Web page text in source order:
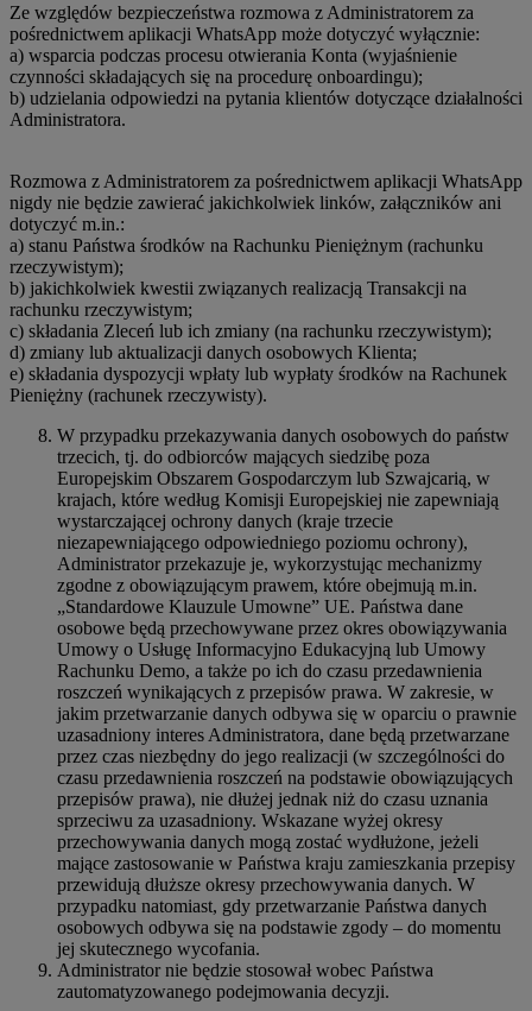
Ze względów bezpieczeństwa rozmowa z Administratorem za
pośrednictwem aplikacji WhatsApp może dotyczyć wyłącznie:
a) wsparcia podczas procesu otwierania Konta (wyjaśnienie
czynności składających się na procedurę onboardingu);
b) udzielania odpowiedzi na pytania klientów dotyczące działalności
Administratora.
Rozmowa z Administratorem za pośrednictwem aplikacji WhatsApp
nigdy nie będzie zawierać jakichkolwiek linków, załączników ani
dotyczyć m.in.:
a) stanu Państwa środków na Rachunku Pieniężnym (rachunku
rzeczywistym);
b) jakichkolwiek kwestii związanych realizacją Transakcji na
rachunku rzeczywistym;
c) składania Zleceń lub ich zmiany (na rachunku rzeczywistym);
d) zmiany lub aktualizacji danych osobowych Klienta;
e) składania dyspozycji wpłaty lub wypłaty środków na Rachunek
Pieniężny (rachunek rzeczywisty).
W przypadku przekazywania danych osobowych do państw
trzecich, tj. do odbiorców mających siedzibę poza
Europejskim Obszarem Gospodarczym lub Szwajcarią, w
krajach, które według Komisji Europejskiej nie zapewniają
wystarczającej ochrony danych (kraje trzecie
niezapewniającego odpowiedniego poziomu ochrony),
Administrator przekazuje je, wykorzystując mechanizmy
zgodne z obowiązującym prawem, które obejmują m.in.
„Standardowe Klauzule Umowne” UE. Państwa dane
osobowe będą przechowywane przez okres obowiązywania
Umowy o Usługę Informacyjno Edukacyjną lub Umowy
Rachunku Demo, a także po ich do czasu przedawnienia
roszczeń wynikających z przepisów prawa. W zakresie, w
jakim przetwarzanie danych odbywa się w oparciu o prawnie
uzasadniony interes Administratora, dane będą przetwarzane
przez czas niezbędny do jego realizacji (w szczególności do
czasu przedawnienia roszczeń na podstawie obowiązujących
przepisów prawa), nie dłużej jednak niż do czasu uznania
sprzeciwu za uzasadniony. Wskazane wyżej okresy
przechowywania danych mogą zostać wydłużone, jeżeli
mające zastosowanie w Państwa kraju zamieszkania przepisy
przewidują dłuższe okresy przechowywania danych. W
przypadku natomiast, gdy przetwarzanie Państwa danych
osobowych odbywa się na podstawie zgody – do momentu
jej skutecznego wycofania.
Administrator nie będzie stosował wobec Państwa
zautomatyzowanego podejmowania decyzji.